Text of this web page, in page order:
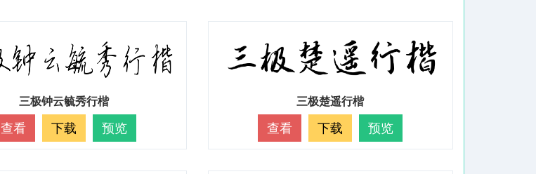
三极钟云毓秀行楷
查看 下载 预览
三极楚遥行楷
查看 下载 预览